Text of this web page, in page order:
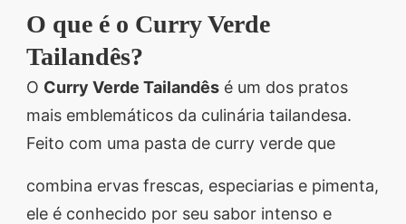
O que é o Curry Verde
Tailandês?
O Curry Verde Tailandês é um dos pratos
mais emblemáticos da culinária tailandesa.
Feito com uma pasta de curry verde que
combina ervas frescas, especiarias e pimenta,
ele é conhecido por seu sabor intenso e